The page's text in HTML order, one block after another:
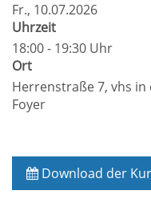
Fr., 10.07.2026
Uhrzeit
18:00 - 19:30 Uhr
Ort
Herrenstraße 7, vhs
Foyer
Download der